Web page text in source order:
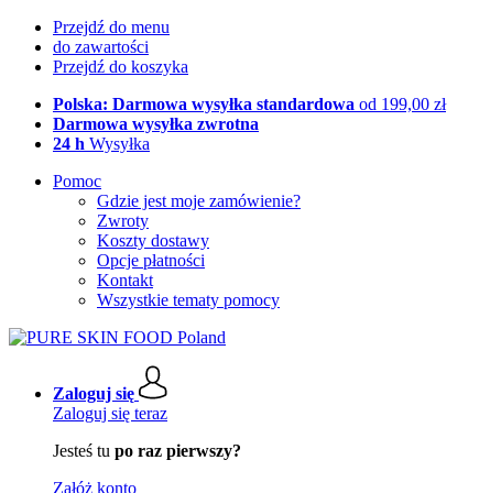
Przejdź do menu
do zawartości
Przejdź do koszyka
Polska: Darmowa wysyłka standardowa od 199,00 zł
Darmowa wysyłka zwrotna
24 h Wysyłka
Pomoc
Gdzie jest moje zamówienie?
Zwroty
Koszty dostawy
Opcje płatności
Kontakt
Wszystkie tematy pomocy
Zaloguj się
Zaloguj się teraz
Jesteś tu po raz pierwszy?
Załóż konto